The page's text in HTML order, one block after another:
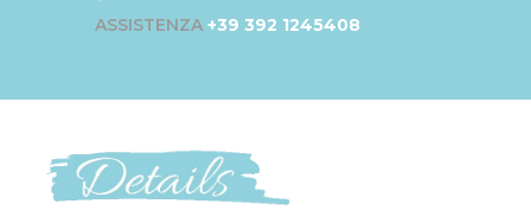
ASSISTENZA +39 392 1245408